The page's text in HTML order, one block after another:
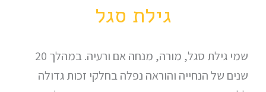
גילת סגל
שמי גילת סגל, מורה, מנחה אם ורעיה. במהלך 20
שנים של הנחייה והוראה נפלה בחלקי זכות גדולה